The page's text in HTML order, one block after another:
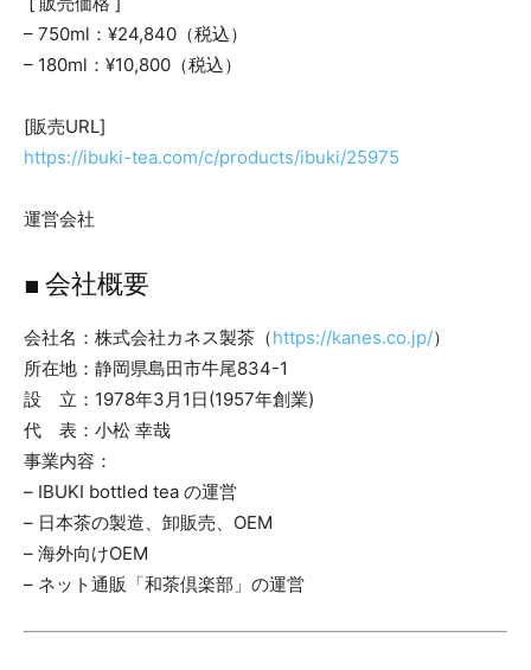
– 750ml：¥24,840（税込）
– 180ml：¥10,800（税込）
[販売URL]
https://ibuki-tea.com/c/products/ibuki/25975
運営会社
■ 会社概要
会社名：株式会社カネス製茶（https://kanes.co.jp/）
所在地：静岡県島田市牛尾834-1
設 立：1978年3月1日(1957年創業)
代 表：小松 幸哉
事業内容：
– IBUKI bottled tea の運営
– 日本茶の製造、卸販売、OEM
– 海外向けOEM
– ネット通販「和茶倶楽部」の運営